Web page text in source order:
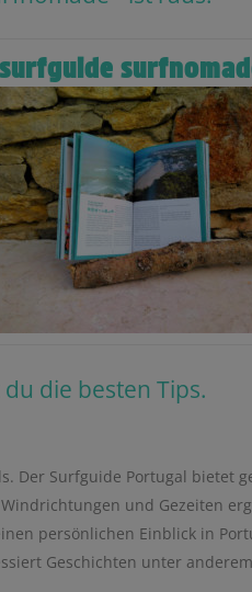
surfguide
die besten Tips.
Der Surfguide Portugal bietet
und Gezeiten
persönlichen Einblick in
Geschichten unter